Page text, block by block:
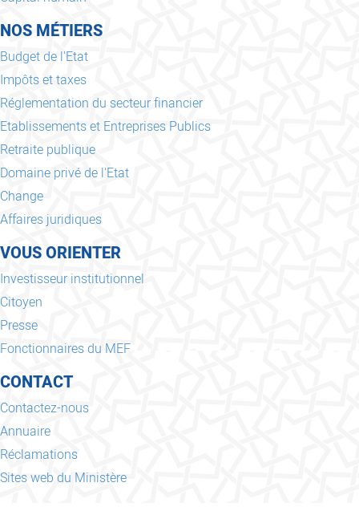
NOS MÉTIERS
Budget de l'Etat
Impôts et taxes
Réglementation du secteur financier
Etablissements et Entreprises Publics
Retraite publique
Domaine privé de l'Etat
Change
Affaires juridiques
VOUS ORIENTER
Investisseur institutionnel
Citoyen
Presse
Fonctionnaires du MEF
CONTACT
Contactez-nous
Annuaire
Réclamations
Sites web du Ministère